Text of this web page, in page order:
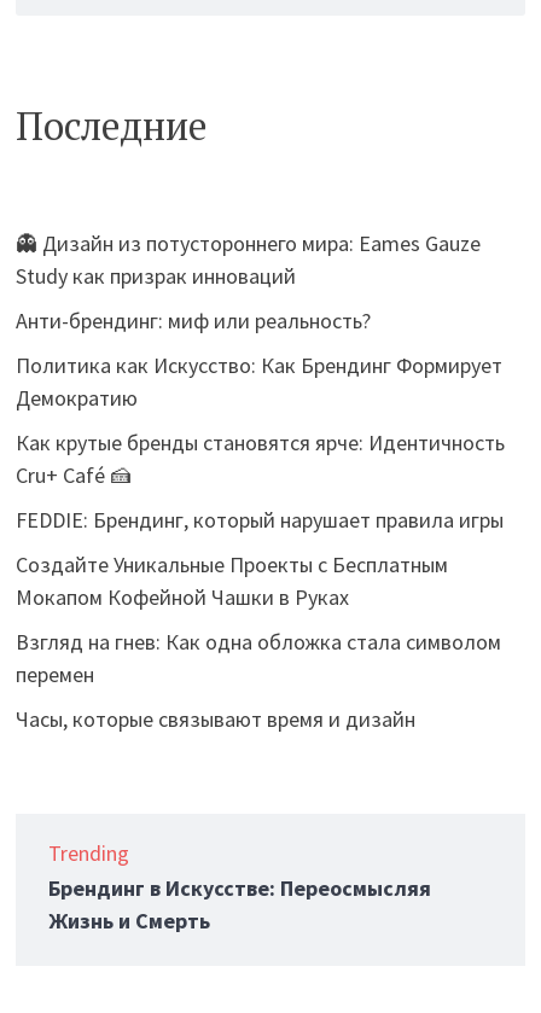
Последние
👻 Дизайн из потустороннего мира: Eames Gauze
Study как призрак инноваций
Анти-брендинг: миф или реальность?
Политика как Искусство: Как Брендинг Формирует
Демократию
Как крутые бренды становятся ярче: Идентичность
Cru+ Café 🍰
FEDDIE: Брендинг, который нарушает правила игры
Создайте Уникальные Проекты с Бесплатным
Мокапом Кофейной Чашки в Руках
Взгляд на гнев: Как одна обложка стала символом
перемен
Часы, которые связывают время и дизайн
Trending
Брендинг в Искусстве: Переосмысляя
Жизнь и Смерть